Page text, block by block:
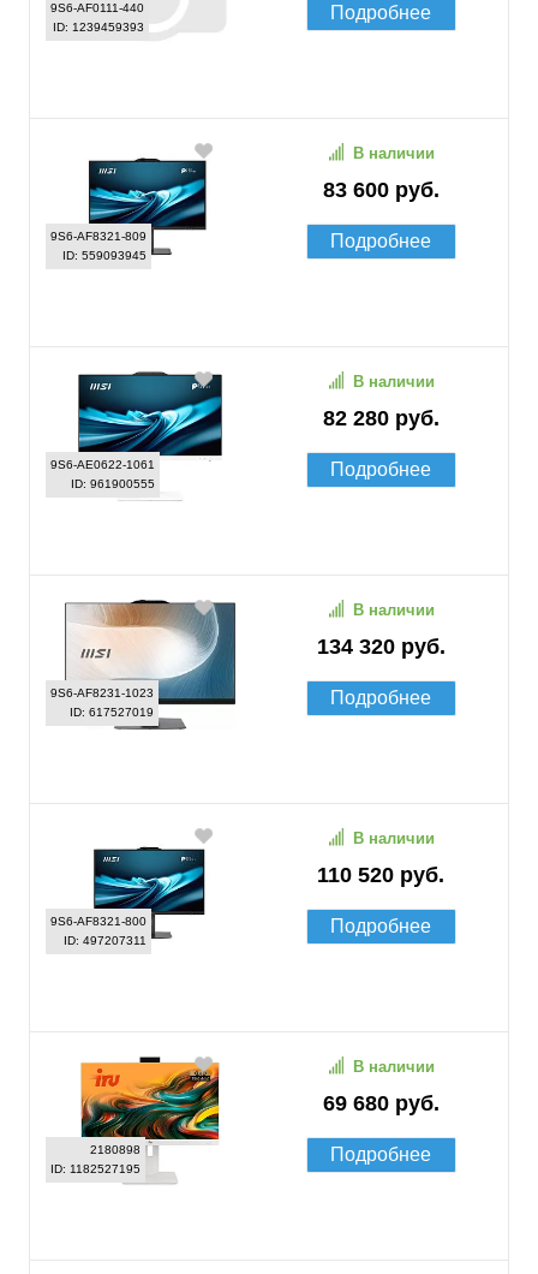
9S6-AF0111-440
ID: 1239459393
Подробнее
9S6-AF8321-809
ID: 559093945
83 600 руб.
В наличии
Подробнее
9S6-AE0622-1061
ID: 961900555
82 280 руб.
В наличии
Подробнее
9S6-AF8231-1023
ID: 617527019
134 320 руб.
В наличии
Подробнее
9S6-AF8321-800
ID: 497207311
110 520 руб.
В наличии
Подробнее
2180898
ID: 1182527195
69 680 руб.
В наличии
Подробнее